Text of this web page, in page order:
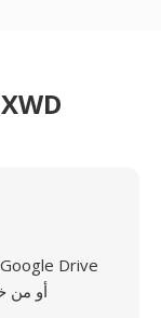
كيفية تحويل CCX إلى XWD